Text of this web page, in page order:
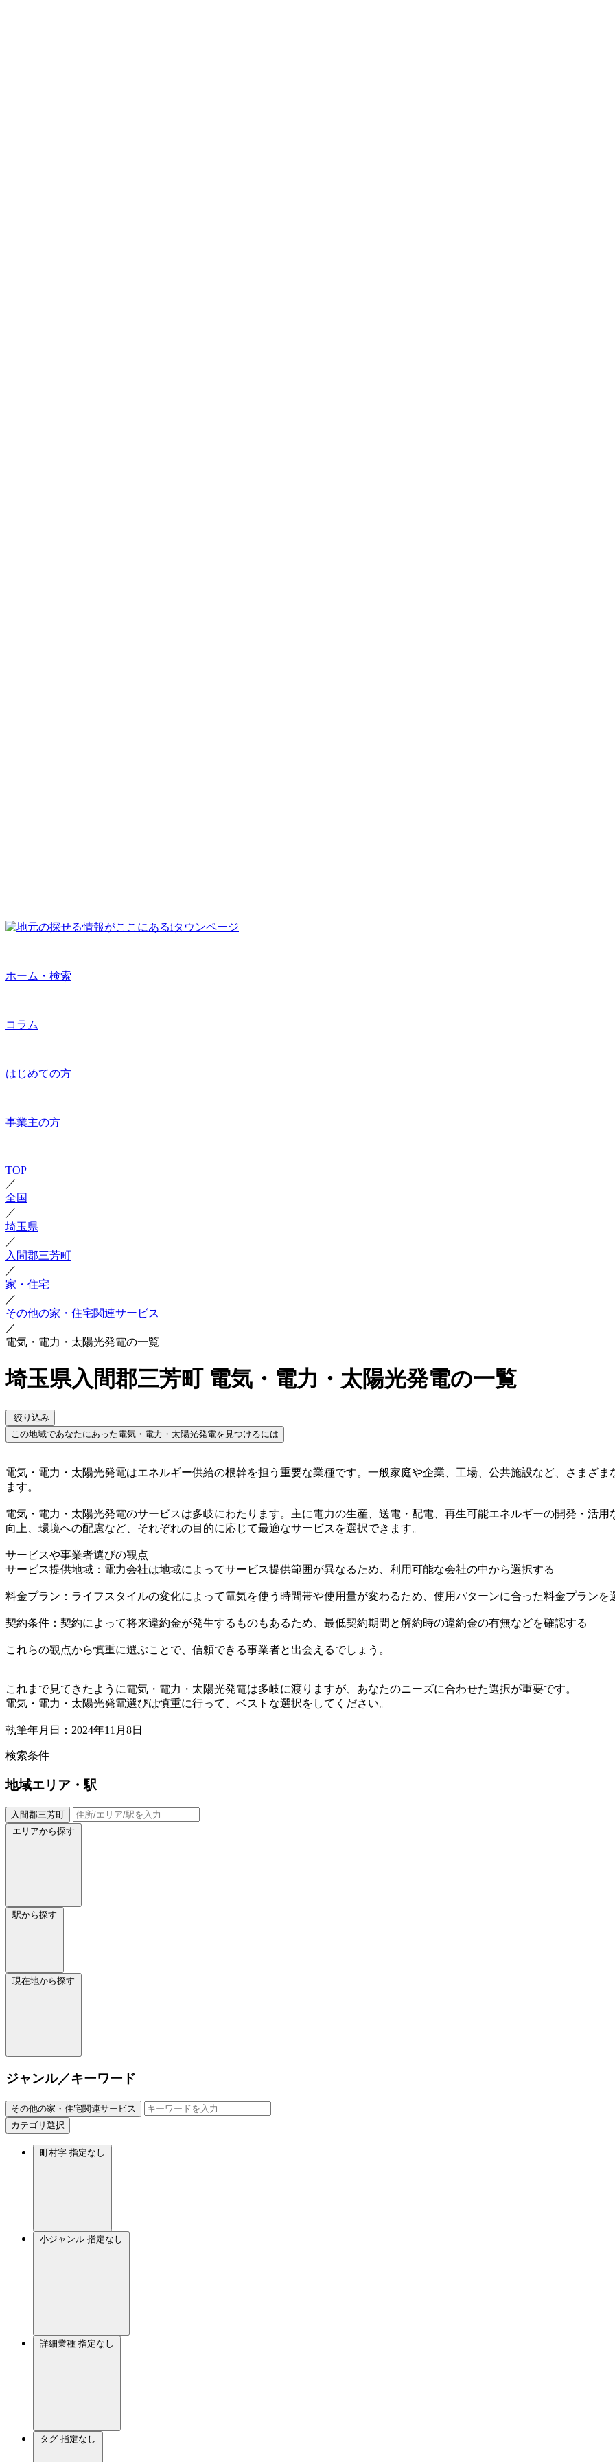
ホーム・検索
コラム
はじめての方
事業主の方
TOP
／
全国
／
埼玉県
／
入間郡三芳町
／
家・住宅
／
その他の家・住宅関連サービス
／
電気・電力・太陽光発電の一覧
埼玉県入間郡三芳町 電気・電力・太陽光発電の一覧
絞り込み
この地域であなたにあった電気・電力・太陽光発電を見つけるには
電気・電力・太陽光発電はエネルギー供給の根幹を担う重要な業種です。一般家庭や企業、工場、公共施設など、さまざ
ます。
電気・電力・太陽光発電のサービスは多岐にわたります。主に電力の生産、送電・配電、再生可能エネルギーの開発・活
向上、環境への配慮など、それぞれの目的に応じて最適なサービスを選択できます。
サービスや事業者選びの観点
サービス提供地域：電力会社は地域によってサービス提供範囲が異なるため、利用可能な会社の中から選択する
料金プラン：ライフスタイルの変化によって電気を使う時間帯や使用量が変わるため、使用パターンに合った料金プランを
契約条件：契約によって将来違約金が発生するものもあるため、最低契約期間と解約時の違約金の有無などを確認する
これらの観点から慎重に選ぶことで、信頼できる事業者と出会えるでしょう。
これまで見てきたように電気・電力・太陽光発電は多岐に渡りますが、あなたのニーズに合わせた選択が重要です。
電気・電力・太陽光発電選びは慎重に行って、ベストな選択をしてください。
執筆年月日：2024年11月8日
検索条件
地域エリア・駅
入間郡三芳町
エリアから探す
駅から探す
現在地から探す
ジャンル／キーワード
その他の家・住宅関連サービス
カテゴリ選択
町村字 指定なし
小ジャンル 指定なし
詳細業種 指定なし
タグ 指定なし